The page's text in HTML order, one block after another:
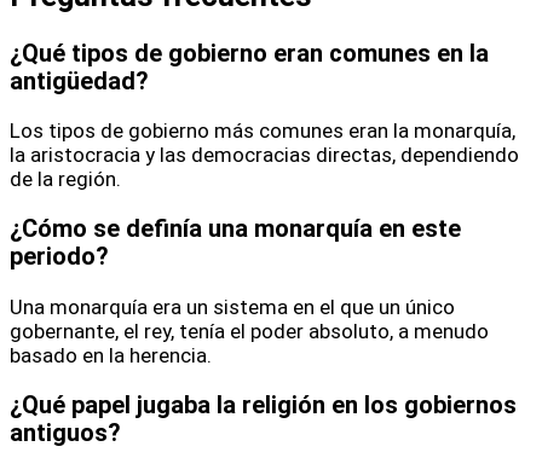
¿Qué tipos de gobierno eran comunes en la
antigüedad?
Los tipos de gobierno más comunes eran la monarquía,
la aristocracia y las democracias directas, dependiendo
de la región.
¿Cómo se definía una monarquía en este
periodo?
Una monarquía era un sistema en el que un único
gobernante, el rey, tenía el poder absoluto, a menudo
basado en la herencia.
¿Qué papel jugaba la religión en los gobiernos
antiguos?